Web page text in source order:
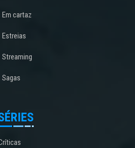
Em cartaz
Estreias
Streaming
Sagas